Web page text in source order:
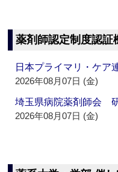
薬剤師認定制度認証
日本プライマリ・ケ
2026年08月07日 (金)
埼玉県病院薬剤師会
2026年08月07日 (金)